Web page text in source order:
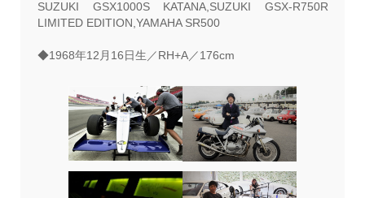
SUZUKI GSX1000S KATANA,SUZUKI GSX-R750R
LIMITED EDITION,YAMAHA SR500
◆1968年12月16日生／RH+A／176cm